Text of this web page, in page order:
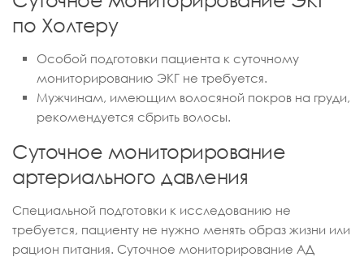
по Холтеру
Особой подготовки пациента к суточному
мониторированию ЭКГ не требуется.
Мужчинам, имеющим волосяной покров на груди,
рекомендуется сбрить волосы.
Суточное мониторирование
артериального давления
Специальной подготовки к исследованию не
требуется, пациенту не нужно менять образ жизни или
рацион питания. Суточное мониторирование АД